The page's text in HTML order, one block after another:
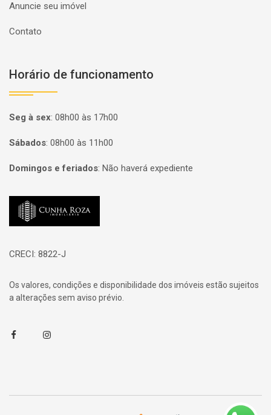
Anuncie seu imóvel
Contato
Horário de funcionamento
Seg à sex: 08h00 às 17h00
Sábados: 08h00 às 11h00
Domingos e feriados: Não haverá expediente
Página inicial
CRECI: 8822-J
Os valores, condições e disponibilidade dos imóveis estão sujeitos
a alterações sem aviso prévio.
FacebookInstagram